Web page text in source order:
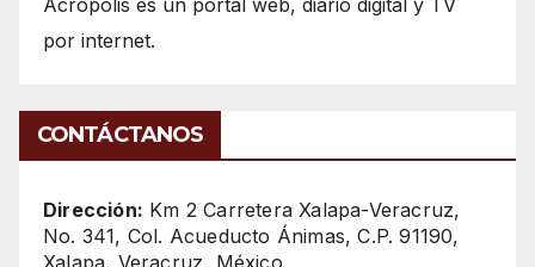
por internet.
CONTÁCTANOS
Dirección: Km 2 Carretera Xalapa-Veracruz,
No. 341, Col. Acueducto Ánimas, C.P. 91190,